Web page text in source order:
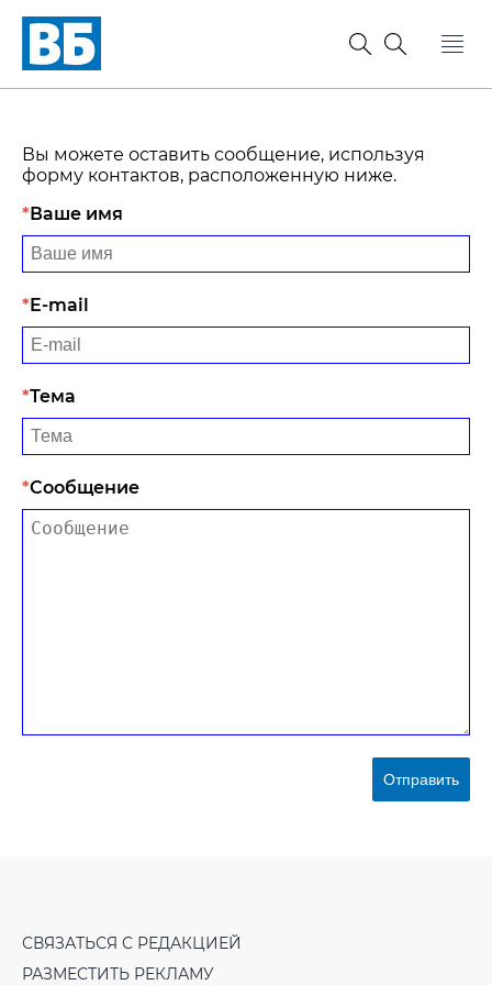
Вы можете оставить сообщение, используя
форму контактов, расположенную ниже.
Ваше имя
E-mail
Тема
Сообщение
Отправить
СВЯЗАТЬСЯ С РЕДАКЦИЕЙ
РАЗМЕСТИТЬ РЕКЛАМУ